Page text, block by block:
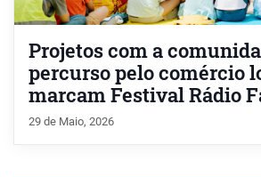
Projetos com a
percurso pelo comércio
marcam Festival Rádio
29 de Maio, 2026